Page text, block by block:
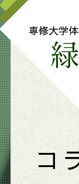
専修大学
コ